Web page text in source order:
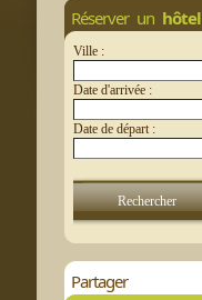
Réserver un hôtel
Ville :
Date d'arrivée :
Date de départ :
Partager